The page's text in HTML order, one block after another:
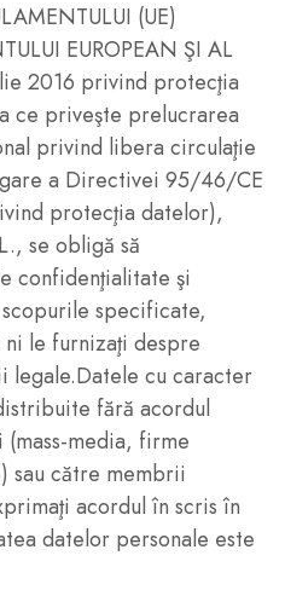
(UE)
EUROPEAN ŞI AL
2016 privind protecţia
ce priveşte prelucrarea
privind libera circulaţie
a Directivei 95/46/CE
protecţia datelor),
se obligă să
confidenţialitate şi
specificate,
le furnizaţi despre
legale.Datele cu caracter
fără acordul
media, firme
sau către membrii
acordul în scris în
datelor personale este